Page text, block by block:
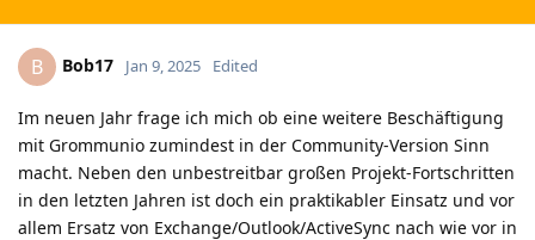
B Bob17 Jan 9, 2025 Edited
Im neuen Jahr frage ich mich ob eine weitere Beschäftigung
mit Grommunio zumindest in der Community-Version Sinn
macht. Neben den unbestreitbar großen Projekt-Fortschritten
in den letzten Jahren ist doch ein praktikabler Einsatz und vor
allem Ersatz von Exchange/Outlook/ActiveSync nach wie vor in